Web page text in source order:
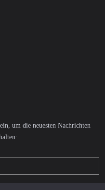
um die neuesten Nachrichten